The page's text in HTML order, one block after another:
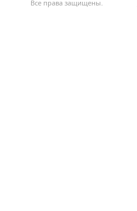
Все права защищены.